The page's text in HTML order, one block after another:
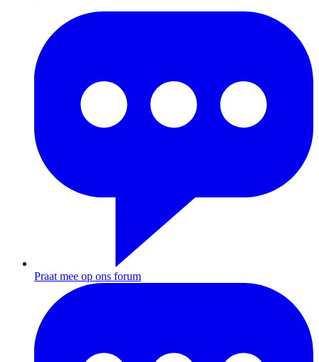
Praat mee op ons forum